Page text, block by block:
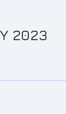
2023